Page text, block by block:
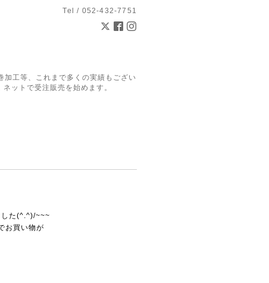
Tel / 052-432-7751
工等、これまで多くの実績もござい
ットで受注販売を始めます。
した(^.^)/~~~
お買い物が